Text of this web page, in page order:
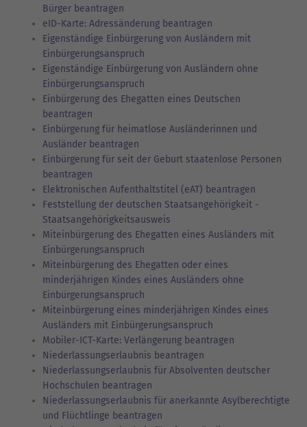
Bürger beantragen
eID-Karte: Adressänderung beantragen
Eigenständige Einbürgerung von Ausländern mit
Einbürgerungsanspruch
Eigenständige Einbürgerung von Ausländern ohne
Einbürgerungsanspruch
Einbürgerung des Ehegatten eines Deutschen
beantragen
Einbürgerung für heimatlose Ausländerinnen und
Ausländer beantragen
Einbürgerung für seit der Geburt staatenlose Personen
beantragen
Elektronischen Aufenthaltstitel (eAT) beantragen
Feststellung der deutschen Staatsangehörigkeit -
Staatsangehörigkeitsausweis
Miteinbürgerung des Ehegatten eines Ausländers mit
Einbürgerungsanspruch
Miteinbürgerung des Ehegatten oder eines
minderjährigen Kindes eines Ausländers ohne
Einbürgerungsanspruch
Miteinbürgerung eines minderjährigen Kindes eines
Ausländers mit Einbürgerungsanspruch
Mobiler-ICT-Karte: Verlängerung beantragen
Niederlassungserlaubnis beantragen
Niederlassungserlaubnis für Absolventen deutscher
Hochschulen beantragen
Niederlassungserlaubnis für anerkannte Asylberechtigte
und Flüchtlinge beantragen